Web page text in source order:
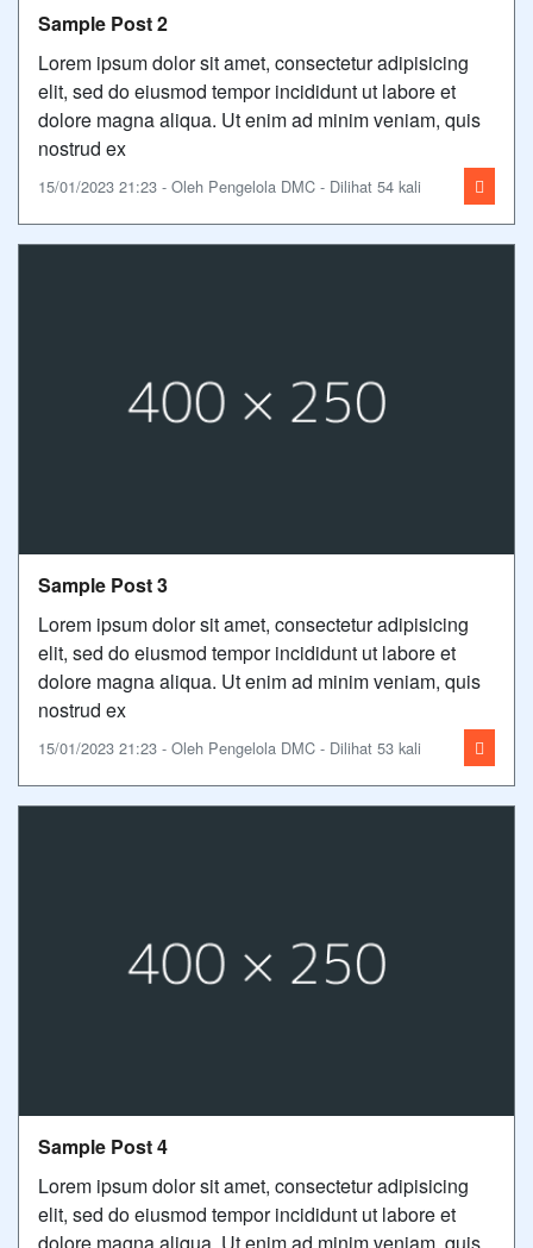
Sample Post 2
Lorem ipsum dolor sit amet, consectetur adipisicing
elit, sed do eiusmod tempor incididunt ut labore et
dolore magna aliqua. Ut enim ad minim veniam, quis
nostrud ex
15/01/2023 21:23 - Oleh Pengelola DMC - Dilihat 54 kali
Sample Post 3
Lorem ipsum dolor sit amet, consectetur adipisicing
elit, sed do eiusmod tempor incididunt ut labore et
dolore magna aliqua. Ut enim ad minim veniam, quis
nostrud ex
15/01/2023 21:23 - Oleh Pengelola DMC - Dilihat 53 kali
Sample Post 4
Lorem ipsum dolor sit amet, consectetur adipisicing
elit, sed do eiusmod tempor incididunt ut labore et